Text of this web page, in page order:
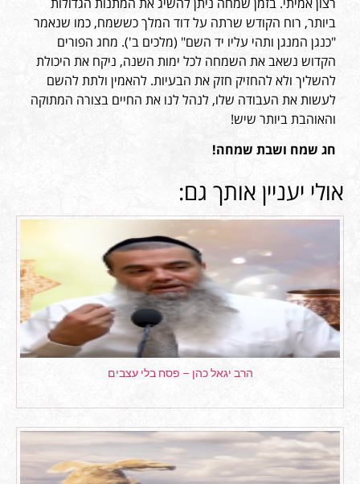
ביותר, רוח הקודש שרתה על דוד המלך כששמח, כמו שנאמר
"כנגן המנגן ותהי עליו יד השם" (מלכים ב'). מחג הפורים
הקדוש נשאב את השמחה לכל ימות השנה, ניקח את היכולת
להשליך ולא להחזיק חזק את הבעיות. להאמין ולתת להשם
לעשות את העבודה שלו, לנהל לנו את החיים בצורה המתוקה
והאוהבת ביותר שיש!
חג שמח ושבת שמחה!
אולי יעניין אותך גם:
הרב יגאל כהן – פסח בלי עצבים